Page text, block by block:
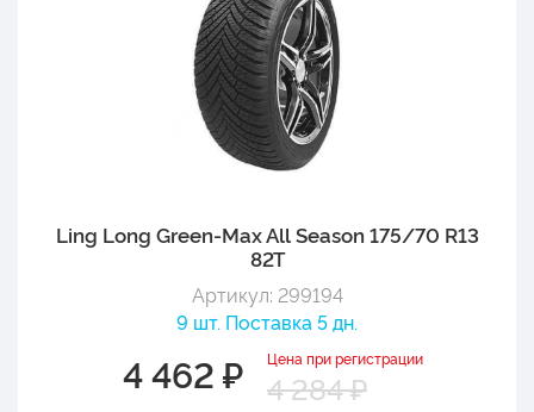
Ling Long Green-Max All Season 175/70 R13
82T
Артикул: 299194
9 шт. Поставка 5 дн.
4 462 ₽ Цена при регистрации
4 284 ₽